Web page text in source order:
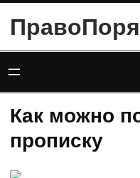
содержимому
Как можно
прописку